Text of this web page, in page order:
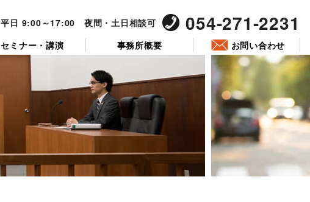
平日 9:00～17:00 夜間・土日相談可 054-271-2231
セミナー・講演 事務所概要 お問い合わせ